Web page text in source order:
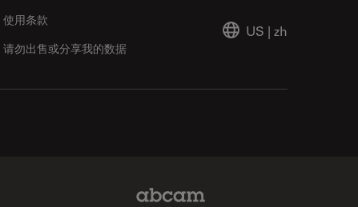
请勿出售或分享我的数据
使用条款
US | zh